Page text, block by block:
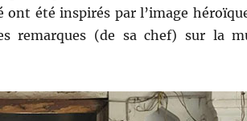
été inspirés par l’image
remarques (de sa chef) sur la